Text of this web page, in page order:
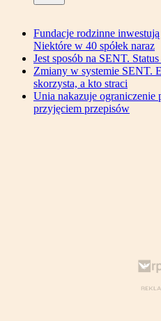
Fundacje rodzinne
Niektóre w 40 spółek naraz
Jest sposób na SENT.
Zmiany w systemie SENT.
skorzysta, a kto straci
Unia nakazuje ograniczenie
przyjęciem przepisów